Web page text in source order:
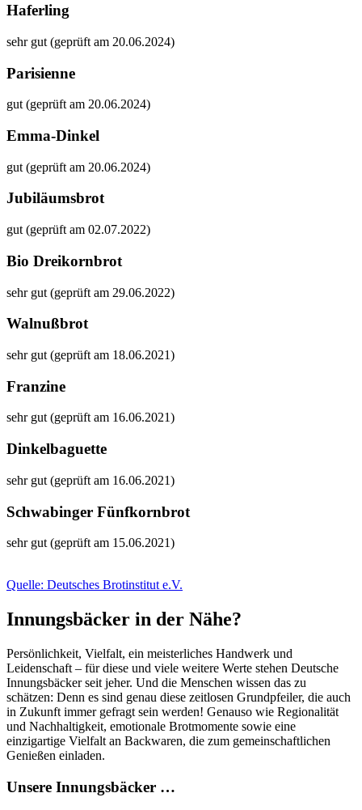
Haferling
sehr gut (geprüft am 20.06.2024)
Parisienne
gut (geprüft am 20.06.2024)
Emma-Dinkel
gut (geprüft am 20.06.2024)
Jubiläumsbrot
gut (geprüft am 02.07.2022)
Bio Dreikornbrot
sehr gut (geprüft am 29.06.2022)
Walnußbrot
sehr gut (geprüft am 18.06.2021)
Franzine
sehr gut (geprüft am 16.06.2021)
Dinkelbaguette
sehr gut (geprüft am 16.06.2021)
Schwabinger Fünfkornbrot
sehr gut (geprüft am 15.06.2021)
Quelle: Deutsches Brotinstitut e.V.
Innungsbäcker in der Nähe?
Persönlichkeit, Vielfalt, ein meisterliches Handwerk und
Leidenschaft – für diese und viele weitere Werte stehen Deutsche
Innungsbäcker seit jeher. Und die Menschen wissen das zu
schätzen: Denn es sind genau diese zeitlosen Grundpfeiler, die auch
in Zukunft immer gefragt sein werden! Genauso wie Regionalität
und Nachhaltigkeit, emotionale Brotmomente sowie eine
einzigartige Vielfalt an Backwaren, die zum gemeinschaftlichen
Genießen einladen.
Unsere Innungsbäcker …